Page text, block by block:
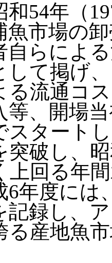
和54年（
魚市場の
自らによ
して掲げ
る流通コ
等、開場
スタート
突破し、
上回る年
6年度には
記録し、
る産地魚